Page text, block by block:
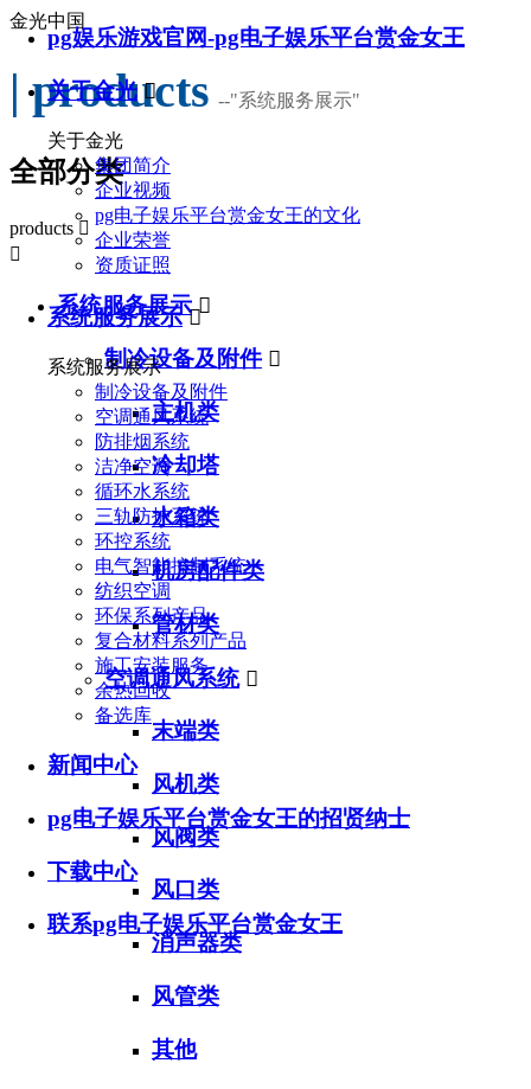
pg娱乐游戏官网-pg电子娱乐平台赏金女王
关于金光 
关于金光
集团简介
企业视频
pg电子娱乐平台赏金女王的文化
企业荣誉
资质证照
系统服务展示 
系统服务展示
制冷设备及附件
空调通风系统
防排烟系统
洁净空调
循环水系统
三轨防护系统
环控系统
电气智能控制系统
纺织空调
环保系列产品
复合材料系列产品
施工安装服务
余热回收
备选库
新闻中心
pg电子娱乐平台赏金女王的招贤纳士
下载中心
联系pg电子娱乐平台赏金女王
金光中国
| products --"系统服务展示"
全部分类
products 

系统服务展示 
制冷设备及附件 
主机类
冷却塔
水箱类
机房配件类
管材类
空调通风系统 
末端类
风机类
风阀类
风口类
消声器类
风管类
其他